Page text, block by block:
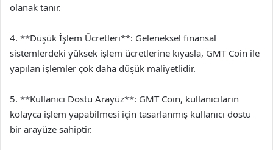
olanak tanır.
4. **Düşük İşlem Ücretleri**: Geleneksel finansal
sistemlerdeki yüksek işlem ücretlerine kıyasla, GMT Coin ile
yapılan işlemler çok daha düşük maliyetlidir.
5. **Kullanıcı Dostu Arayüz**: GMT Coin, kullanıcıların
kolayca işlem yapabilmesi için tasarlanmış kullanıcı dostu
bir arayüze sahiptir.